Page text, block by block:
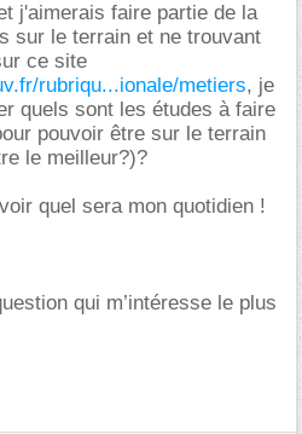
j'aimerais faire partie de la
sur le terrain et ne trouvant
ce site
rubriqu...ionale/metiers, je
quels sont les études à faire
pouvoir être sur le terrain
le meilleur?)?
quel sera mon quotidien !
qui m’intéresse le plus